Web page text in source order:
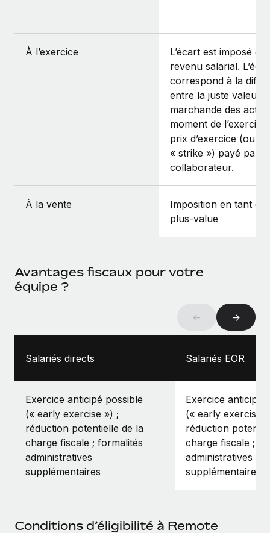
À l’exercice
L’écart est imposé
revenu salarial.
correspond à la
entre la juste valeur
marchande des
moment de
prix d’exercice (ou
« strike ») payé par
collaborateur.
À la vente
Imposition en tant
plus‑value
Avantages fiscaux pour votre
équipe ?
← →
Salariés directs Salariés EOR
Exercice anticipé possible
(« early exercise ») ;
réduction potentielle de la
charge fiscale ; formalités
administratives
supplémentaires
Exercice anticipé
(« early exercise
réduction
charge fiscale ;
administratives
supplémentaires
Conditions d’éligibilité à Remote